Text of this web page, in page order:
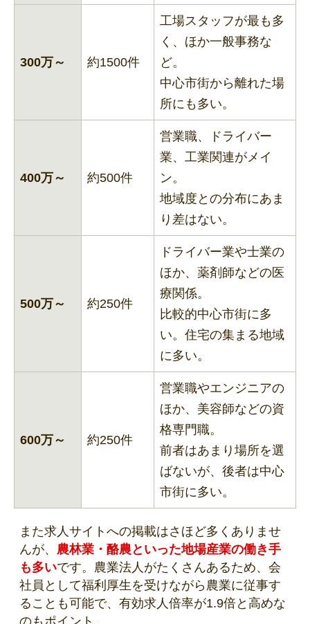
300万～ 約1500件
工場スタッフが最も多
く、ほか一般事務な
ど。
中心市街から離れた場
所にも多い。
400万～ 約500件
営業職、ドライバー
業、工業関連がメイ
ン。
地域度との分布にあま
り差はない。
500万～ 約250件
ドライバー業や士業の
ほか、薬剤師などの医
療関係。
比較的中心市街に多
い。住宅の集まる地域
に多い。
600万～ 約250件
営業職やエンジニアの
ほか、美容師などの資
格専門職。
前者はあまり場所を選
ばないが、後者は中心
市街に多い。
また求人サイトへの掲載はさほど多くありませ
んが、 農林業・酪農といった地場産業の働き手
も多いです。農業法人がたくさんあるため、会
社員として福利厚生を受けながら農業に従事す
ることも可能で、有効求人倍率が1.9倍と高めな
のもポイント。